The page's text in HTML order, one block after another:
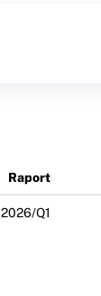
Raport
2026/Q1